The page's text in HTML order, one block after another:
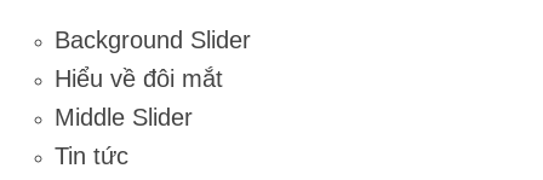
Background Slider
Hiểu về đôi mắt
Middle Slider
Tin tức